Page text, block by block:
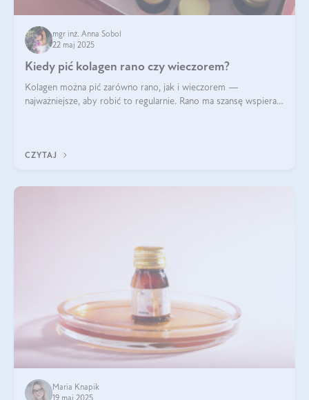
mgr inż. Anna Sobol
22 maj 2025
Kiedy pić kolagen rano czy wieczorem?
Kolagen można pić zarówno rano, jak i wieczorem —
najważniejsze, aby robić to regularnie. Rano ma szansę wspierać
CZYTAJ
Maria Knapik